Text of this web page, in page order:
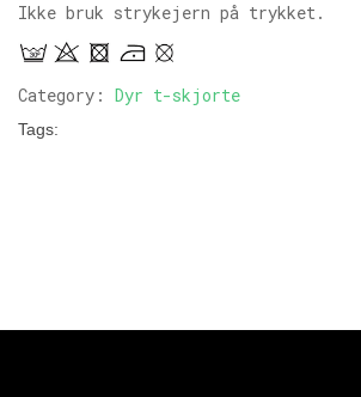
Ikke bruk strykejern på trykket.
Category: Dyr t-skjorte
Tags: